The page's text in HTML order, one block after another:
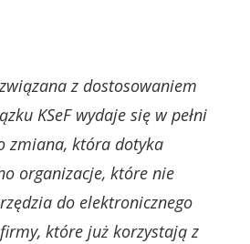
z dostosowaniem
KSeF wydaje się w pełni
zmiana, która dotyka
organizacje, które nie
do elektronicznego
które już korzystają z